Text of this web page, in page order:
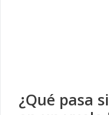
¿Qué pasa